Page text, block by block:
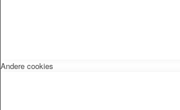
Andere cookies